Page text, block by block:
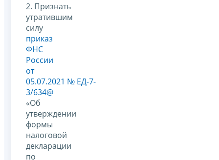
2. Признать
утратившим
силу
приказ
ФНС
России
от
05.07.2021 № ЕД-7-
3/634@
«Об
утверждении
формы
налоговой
декларации
по